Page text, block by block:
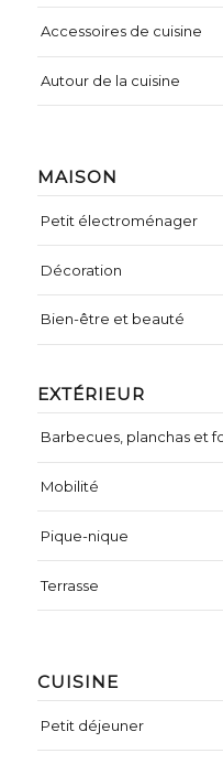
CUISINE
Petit déjeuner
MAISON
Petit électroménager
Décoration
Bien-être et beauté
EXTÉRIEUR
Barbecues, planchas et
Mobilité
Pique-nique
Terrasse
Accessoires de cuisine
Autour de la cuisine